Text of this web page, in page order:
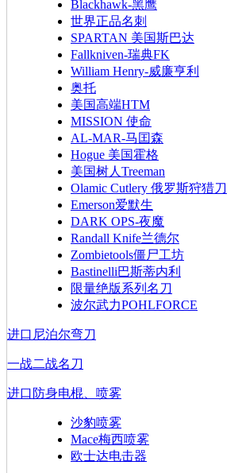
Blackhawk-黑鹰
世界正品名刺
SPARTAN 美国斯巴达
Fallkniven-瑞典FK
William Henry-威廉亨利
奥托
美国高端HTM
MISSION 使命
AL-MAR-马囯森
Hogue 美国霍格
美国树人Treeman
Olamic Cutlery 俄罗斯狩猎刀
Emerson爱默生
DARK OPS-夜魔
Randall Knife兰德尔
Zombietools僵尸工坊
Bastinelli巴斯蒂内利
限量绝版系列名刀
波尔武力POHLFORCE
进口尼泊尔弯刀
一战二战名刀
进口防身电棍、喷雾
沙豹喷雾
Mace梅西喷雾
欧士达电击器